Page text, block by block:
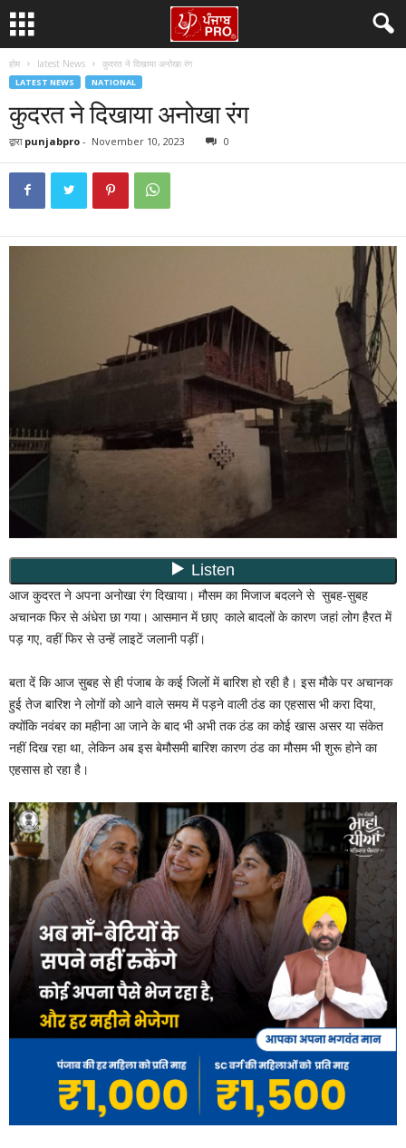
होम latest News कुदरत ने दिखाया अनोखा रंग
LATEST NEWS NATIONAL
कुदरत ने दिखाया अनोखा रंग
द्वारा punjabpro - November 10, 2023 0
आज कुदरत ने अपना अनोखा रंग दिखाया। मौसम का मिजाज बदलने से सुबह-सुबह
अचानक फिर से अंधेरा छा गया। आसमान में छाए काले बादलों के कारण जहां लोग हैरत में
पड़ गए, वहीं फिर से उन्हें लाइटें जलानी पड़ीं।
बता दें कि आज सुबह से ही पंजाब के कई जिलों में बारिश हो रही है। इस मौके पर अचानक
हुई तेज बारिश ने लोगों को आने वाले समय में पड़ने वाली ठंड का एहसास भी करा दिया,
क्योंकि नवंबर का महीना आ जाने के बाद भी अभी तक ठंड का कोई खास असर या संकेत
नहीं दिख रहा था, लेकिन अब इस बेमौसमी बारिश कारण ठंड का मौसम भी शुरू होने का
एहसास हो रहा है।